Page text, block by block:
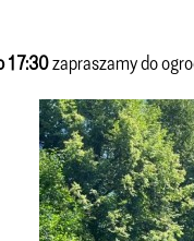
17:30zapraszamy do